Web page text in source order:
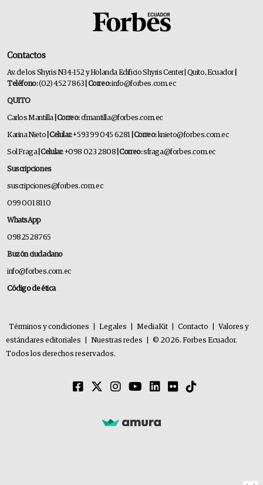
Contactos
Av. de los Shyris N34-152 y Holanda Edificio Shyris Center | Quito, Ecuador
Teléfono:(02) 452 7863 | Correo:info@forbes.com.ec
QUITO
Carlos Mantilla | Correo:cfmantilla@forbes.com.ec
Karina Nieto | Celular:+593 99 045 6281 | Correo:knieto@forbes.com.ec
Sol Fraga| Celular:+098 023 2808 | Correo:sfraga@forbes.com.ec
Suscripciones
suscripciones@forbes.com.ec
099 001 8110
WhatsApp
0982528765
Buzón ciudadano
info@forbes.com.ec
Código de ética
Términos y condiciones Legales MediaKit Contacto
Valores y
estándares editoriales
Nuestras redes
© 2026. Forbes Ecuador.
Todos los derechos reservados.